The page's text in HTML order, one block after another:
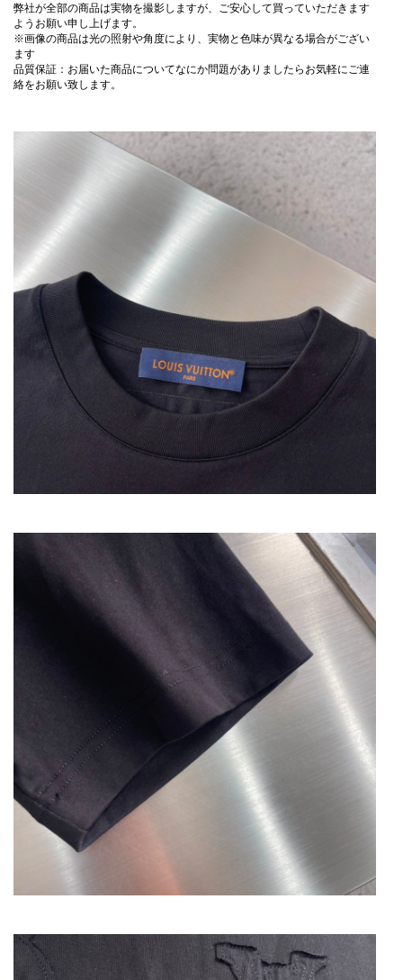
弊社が全部の商品は実物を撮影しますが、ご安心して買っていただきます
ようお願い申し上げます。
※画像の商品は光の照射や角度により、実物と色味が異なる場合がござい
ます
品質保証：お届いた商品についてなにか問題がありましたらお気軽にご連
絡をお願い致します。